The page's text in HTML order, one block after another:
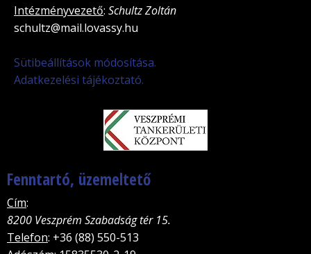
Intézményvezető: Schultz Zoltán
schultz@mail.lovassy.hu
Sütibeállítások módosítása.
Adatkezelési tájékoztató.
Fenntartó, üzemeltető
Cím:
8200 Veszprém Szabadság tér 15.
Telefon: +36 (88) 550-513